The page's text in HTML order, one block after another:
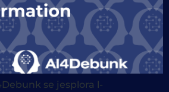
se jesplora l-